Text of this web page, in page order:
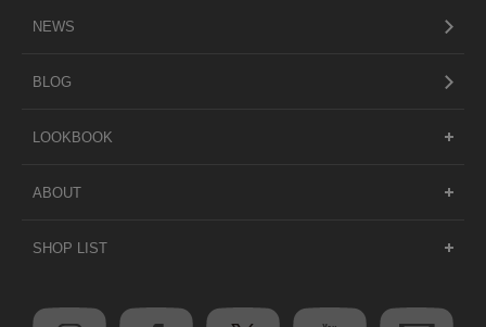
NEWS
BLOG
LOOKBOOK
ABOUT
SHOP LIST